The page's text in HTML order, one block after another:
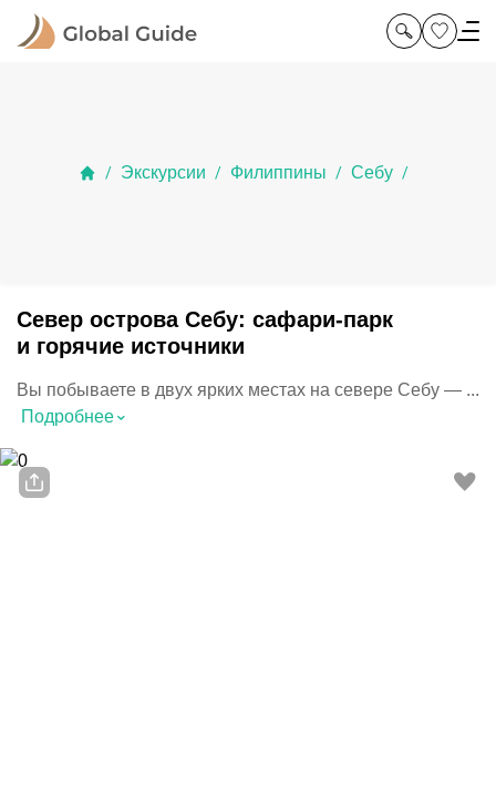
/ Экскурсии / Филиппины / Себу /
Север острова Себу: сафари-парк
и горячие источники
Вы побываете в двух ярких местах на севере Себу — ...
Подробнее⌃